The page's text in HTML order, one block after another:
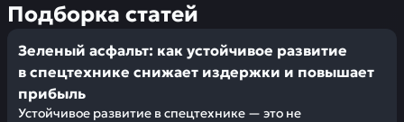
Подборка статей
Зеленый асфальт: как устойчивое развитие
в спецтехнике снижает издержки и повышает
прибыль
Устойчивое развитие в спецтехнике — это не